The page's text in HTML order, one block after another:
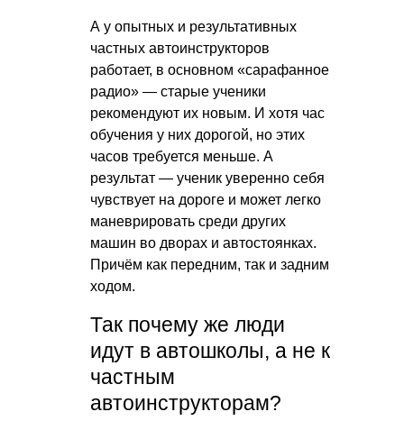
А у опытных и результативных
частных автоинструкторов
работает, в основном «сарафанное
радио» — старые ученики
рекомендуют их новым. И хотя час
обучения у них дорогой, но этих
часов требуется меньше. А
результат — ученик уверенно себя
чувствует на дороге и может легко
маневрировать среди других
машин во дворах и автостоянках.
Причём как передним, так и задним
ходом.
Так почему же люди
идут в автошколы, а не к
частным
автоинструкторам?